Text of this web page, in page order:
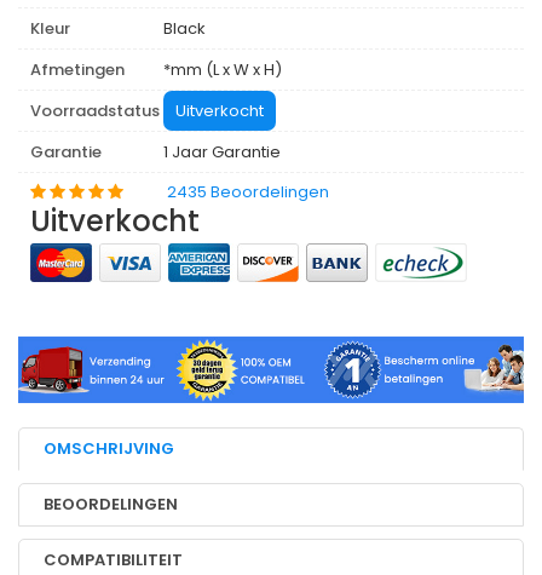
Kleur
Black
Afmetingen
*mm (L x W x H)
Voorraadstatus
Uitverkocht
Garantie
1 Jaar Garantie
2435 Beoordelingen
Uitverkocht
OMSCHRIJVING
BEOORDELINGEN
COMPATIBILITEIT